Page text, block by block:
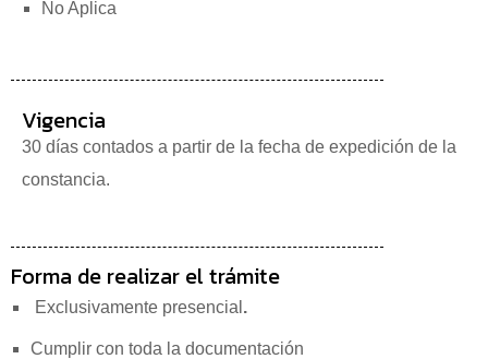
No Aplica
Vigencia
30 días contados a partir de la fecha de expedición de la
constancia.
Forma de realizar el trámite
Exclusivamente presencial .
Cumplir con toda la documentación